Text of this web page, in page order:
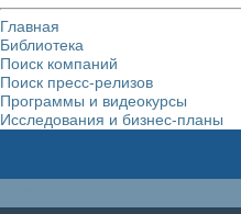
Главная
Библиотека
Поиск компаний
Поиск пресс-релизов
Программы и видеокурсы
Исследования и бизнес-планы